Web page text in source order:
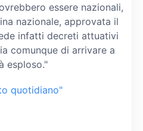
essere nazionali,
nazionale, approvata il
infatti decreti attuativi
comunque di arrivare a
esploso."
quotidiano"